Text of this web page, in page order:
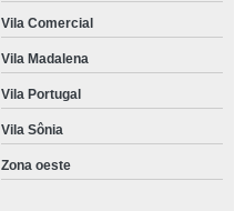
Vila Comercial
Vila Madalena
Vila Portugal
Vila Sônia
Zona oeste